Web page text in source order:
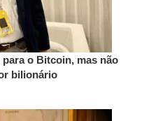
o Bitcoin, mas não
bilionário